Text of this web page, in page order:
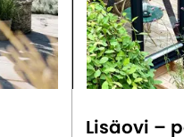
Lisäovi –